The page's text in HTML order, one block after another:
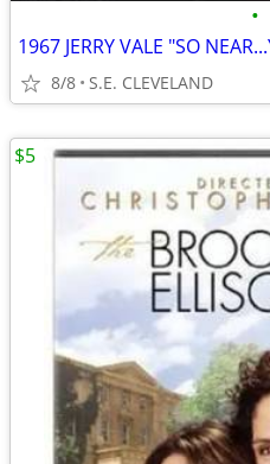
•
8/8 S.E. CLEVELAND
$5